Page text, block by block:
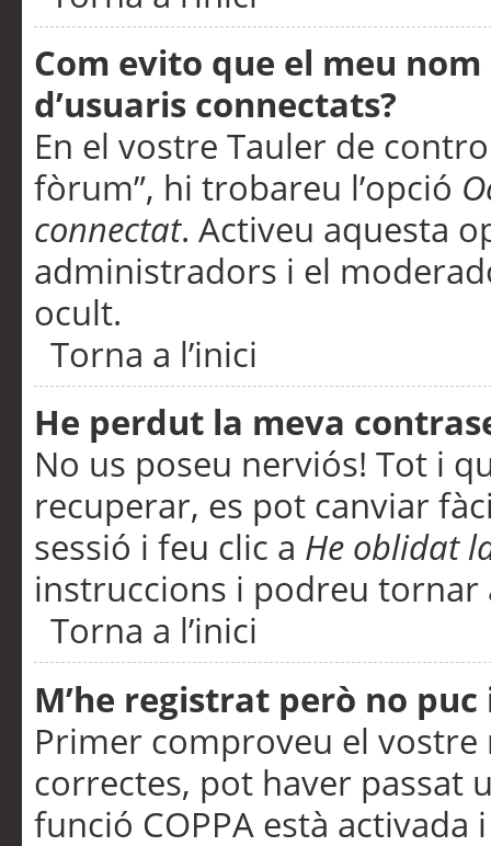
Com evito que el meu
d’usuaris connectats?
En el vostre Tauler de
fòrum”, hi trobareu l’opció
connectat. Activeu aquesta
administradors i el
ocult.
Torna a l’inici
He perdut la meva
No us poseu nerviós! Tot i
recuperar, es pot canviar
sessió i feu clic a He oblidat
instruccions i podreu tornar
Torna a l’inici
M’he registrat però no
Primer comproveu el vostre
correctes, pot haver passat
funció COPPA està